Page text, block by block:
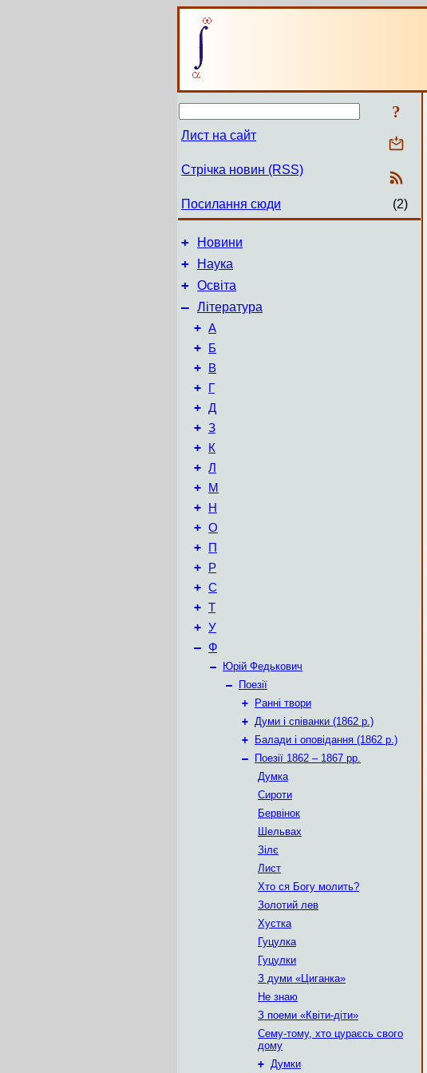
?
Лист на сайт
Стрічка новин (RSS)
Посилання сюди (2)
+ Новини
+ Наука
+ Освіта
– Література
+ А
+ Б
+ В
+ Г
+ Д
+ З
+ К
+ Л
+ М
+ Н
+ О
+ П
+ Р
+ С
+ Т
+ У
– Ф
–
Юрій Федькович
–
Поезії
+
Ранні твори
+ Думи і співанки (1862 р.)
+
Балади і оповідання (1862 р.)
–
Поезії 1862 – 1867 рр.
Думка
Сироти
Бервінок
Шельвах
Зілє
Лист
Хто ся Богу молить?
Золотий лев
Хустка
Гуцулка
Гуцулки
З думи «Циганка»
Не знаю
З поеми «Квіти-діти»
Сему-тому, хто цураєсь свого
дому
+ Думки